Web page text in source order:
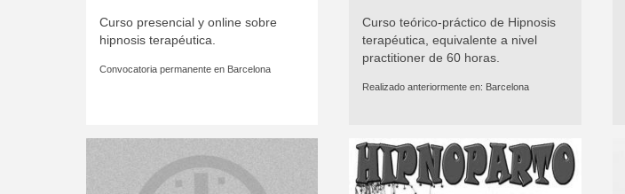
Curso presencial y online sobre
hipnosis terapéutica.
Convocatoria permanente en Barcelona
Curso teórico-práctico de Hipnosis
terapéutica, equivalente a nivel
practitioner de 60 horas.
Realizado anteriormente en: Barcelona